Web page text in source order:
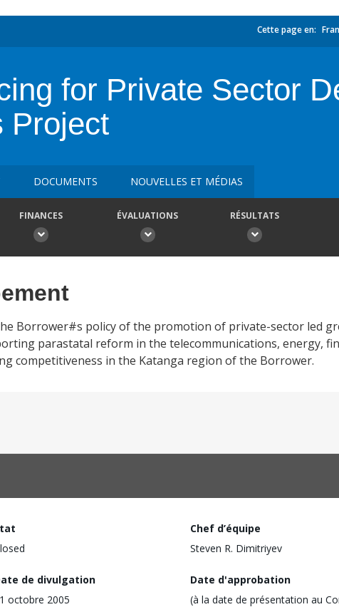
Cette page en:
for Private Sector
Project
DOCUMENTS NOUVELLES ET MÉDIAS
FINANCES ÉVALUATIONS RÉSULTATS
Borrower#s policy of the promotion of private-sector led
parastatal reform in the telecommunications, energy,
competitiveness in the Katanga region of the Borrower.
Chef d’équipe
Steven R. Dimitriyev
de divulgation
octobre 2005
Date d'approbation
(à la date de présentation au